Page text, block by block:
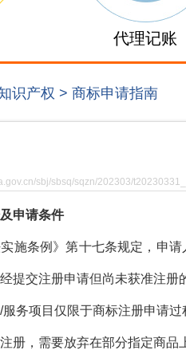
代理记账
识产权 > 商标申请指南
sbj/sbsq/sqzn/202303/
申请条件
条例》第十七条规定，申请
提交注册申请但尚未获准注册
/服务项目仅限于商标注册申请
，需要放弃在部分指定商品